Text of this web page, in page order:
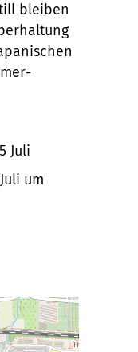
bleiben
Juli
um